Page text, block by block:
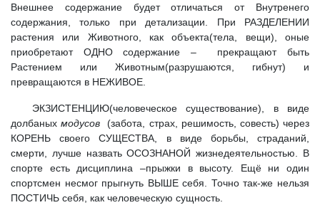
Внешнее содержание будет отличаться от Внутренего
содержания, только при детализации. При РАЗДЕЛЕНИИ
растения или Животного, как объекта(тела, вещи), оные
приобретают ОДНО содержание – прекращают быть
Растением или Животным(разрушаются, гибнут) и
превращаются в НЕЖИВОЕ.
ЭКЗИСТЕНЦИЮ(человеческое существование), в виде
долбаныхмодусов (забота, страх, решимость, совесть) через
КОРЕНЬ своего СУЩЕСТВА, в виде борьбы, страданий,
смерти, лучше назвать ОСОЗНАНОЙ жизнедеятельностью. В
спорте есть дисциплина –прыжки в высоту. Ещё ни один
спортсмен несмог прыгнуть ВЫШЕ себя. Точно так-же нельзя
ПОСТИЧЬ себя, как человеческую сущность.